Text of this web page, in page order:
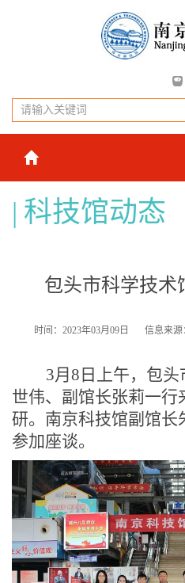
科技馆动态
包头市科学技术
时间：2023年03月09日 信息来源
3月 8 日上午，包
世伟、副馆长张莉一行
研。南京科技馆副馆长
参加座谈。